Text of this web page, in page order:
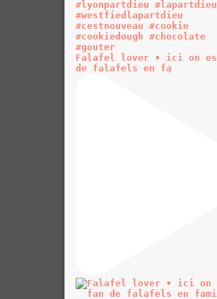
Falafel lover • ici on
de falafels en fa